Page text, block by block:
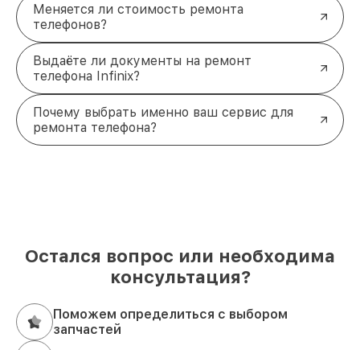
Меняется ли стоимость ремонта
телефонов?
Выдаёте ли документы на ремонт
телефона Infinix?
Почему выбрать именно ваш сервис для
ремонта телефона?
Остался вопрос или необходима
консультация?
Поможем определиться с выбором
запчастей